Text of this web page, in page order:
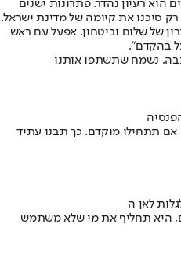
רעיון נהדר. פתרונות ישנים
סיכנו את קיומה של מדינת ישראל.
של שלום וביטחון. אפעל עם ראש
בהקדם".
נשמח שתשתפו אותנו
תתחילו מוקדם. כך תבנו עתיד
היא תחליף את מי שלא משתמש